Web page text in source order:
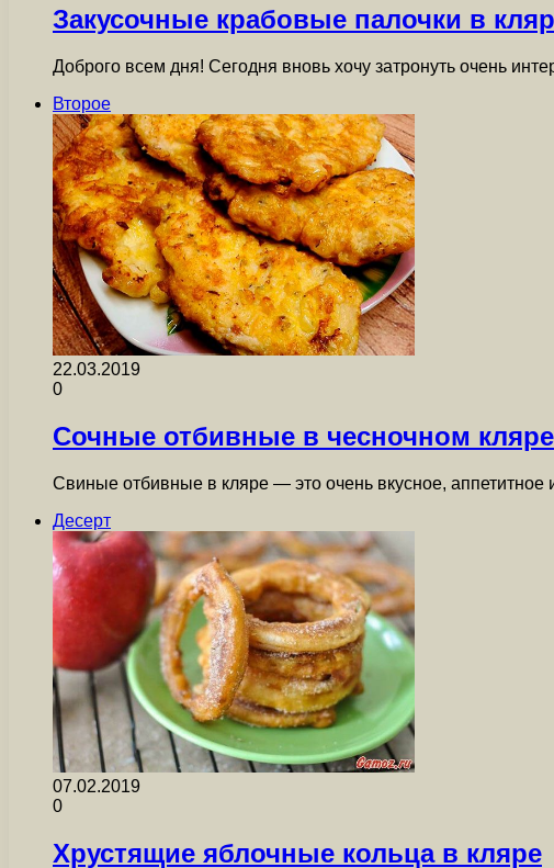
Закусочные крабовые палочки в
Доброго всем дня! Сегодня вновь хочу затронуть очень
Второе
22.03.2019
0
Сочные отбивные в чесночном кляре
Свиные отбивные в кляре — это очень вкусное,
Десерт
07.02.2019
0
Хрустящие яблочные кольца в кляре